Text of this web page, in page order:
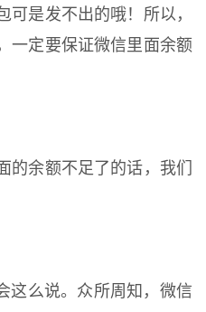
可是发不出的哦！所以，
一定要保证微信里面余额
余额不足了的话，我们
么说。众所周知，微信